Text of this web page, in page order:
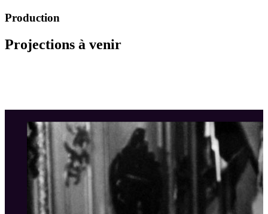
Production
Projections à venir